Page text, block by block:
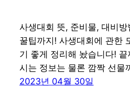
사생대회 뜻, 준비물, 대비
꿀팁까지! 사생대회에 관한
기 좋게 정리해 놨습니다!
시는 정보는 물론 깜짝 선물
2023년 04월 30일